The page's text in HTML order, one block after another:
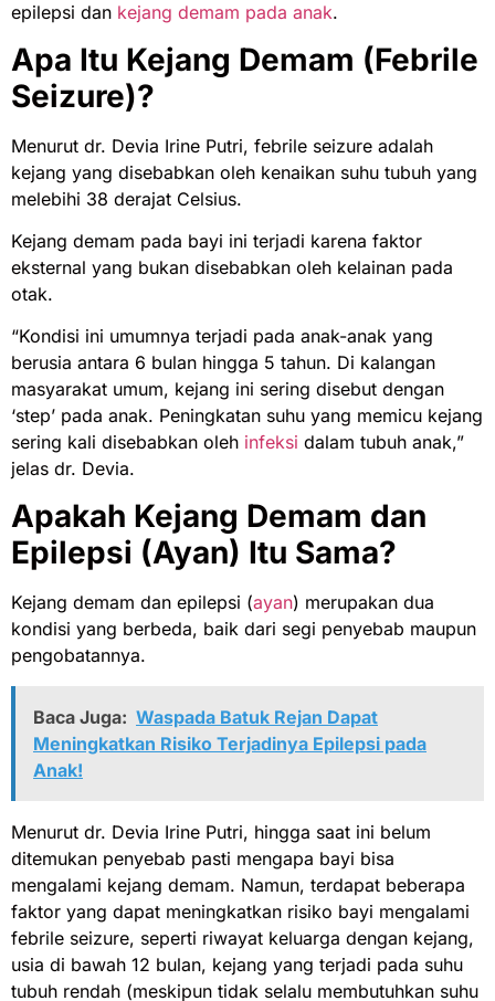
epilepsi dan kejang demam pada anak.
Apa Itu Kejang Demam (Febrile
Seizure)?
Menurut dr. Devia Irine Putri, febrile seizure adalah
kejang yang disebabkan oleh kenaikan suhu tubuh yang
melebihi 38 derajat Celsius.
Kejang demam pada bayi ini terjadi karena faktor
eksternal yang bukan disebabkan oleh kelainan pada
otak.
“Kondisi ini umumnya terjadi pada anak-anak yang
berusia antara 6 bulan hingga 5 tahun. Di kalangan
masyarakat umum, kejang ini sering disebut dengan
‘step’ pada anak. Peningkatan suhu yang memicu kejang
sering kali disebabkan oleh infeksi dalam tubuh anak,”
jelas dr. Devia.
Apakah Kejang Demam dan
Epilepsi (Ayan) Itu Sama?
Kejang demam dan epilepsi (ayan) merupakan dua
kondisi yang berbeda, baik dari segi penyebab maupun
pengobatannya.
Baca Juga: Waspada Batuk Rejan Dapat
Meningkatkan Risiko Terjadinya Epilepsi pada
Anak!
Menurut dr. Devia Irine Putri, hingga saat ini belum
ditemukan penyebab pasti mengapa bayi bisa
mengalami kejang demam. Namun, terdapat beberapa
faktor yang dapat meningkatkan risiko bayi mengalami
febrile seizure, seperti riwayat keluarga dengan kejang,
usia di bawah 12 bulan, kejang yang terjadi pada suhu
tubuh rendah (meskipun tidak selalu membutuhkan suhu